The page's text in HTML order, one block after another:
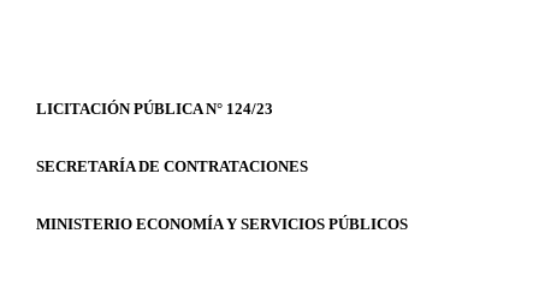
LICITACIÓN PÚBLICA N° 124/23
SECRETARÍA DE CONTRATACIONES
MINISTERIO ECONOMÍA Y SERVICIOS PÚBLICOS